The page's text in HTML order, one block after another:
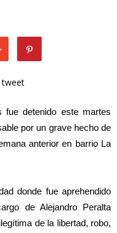
tweet
detenido este martes
por un grave hecho de
anterior en barrio La
donde fue aprehendido
de Alejandro Peralta
de la libertad, robo,